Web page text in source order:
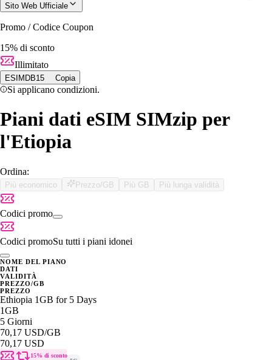
Sito Web Ufficiale
Promo / Codice Coupon
15% di sconto
Illimitato
ESIMDB15 Copia
Si applicano condizioni.
Piani dati eSIM SIMzip per
l'Etiopia
Ordina:
Più economico Prezzo/GB Più GB Più lunga validità
Codici promo
Codici promoSu tutti i piani idonei
NOME DEL PIANO
DATI
VALIDITÀ
PREZZO/GB
PREZZO
Ethiopia 1GB for 5 Days
1GB
5 Giorni
70,17 USD/GB
70,17 USD
15% di sconto